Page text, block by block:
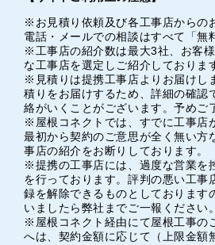
※お見積り依頼及び各工事店からの
電話・メールでの相談はすべて「無
※工事店の紹介数は最大3社、お客
な工事店を選定しご紹介しておりま
※見積りは提携工事店よりお届けし
積りをお届けするため、詳細の確認
絡がいくことがございます。予めご
※屋根コネクトでは、すでに工事店
最初から契約のご意思が全く無い方
事店の紹介をお断りしております。
※提携の工事店には、過度な営業を
を行っております。評判の悪い工事
録を解除できるものとしております
いましたら弊社までご一報ください。
※屋根コネクト経由にて屋根工事の
へは、契約金額に応じて（上限金額